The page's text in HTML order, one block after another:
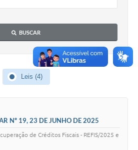
BUSCAR
Leis (4)
Nº 19, 23 DE JUNHO DE 2025
de Créditos Fiscais - REFIS/2025 e